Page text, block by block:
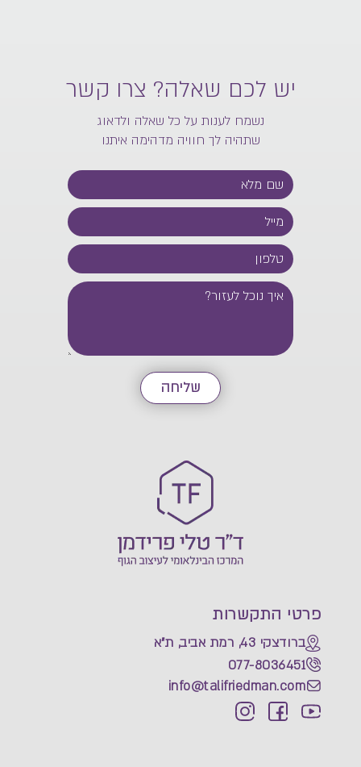
יש לכם שאלה? צרו קשר
נשמח לענות על כל שאלה ולדאוג
שתהיה לך חוויה מדהימה איתנו
שליחה
פרטי התקשרות
ברודצקי 43, רמת אביב, ת"א
077-8036451
info@talifriedman.com